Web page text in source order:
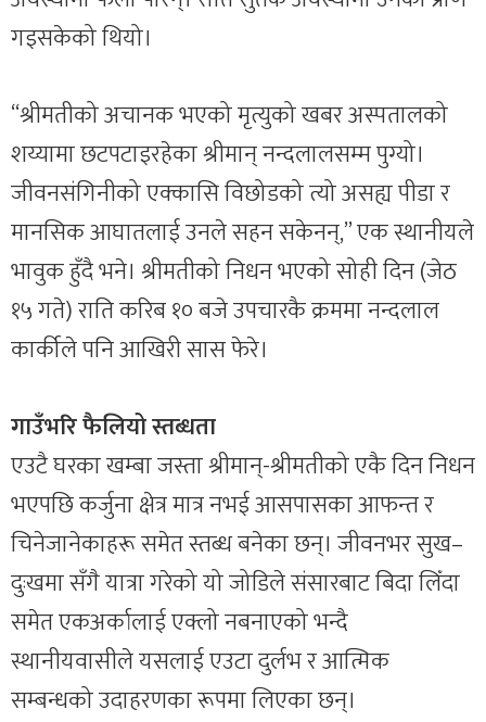
गइसकेको थियो।
“श्रीमतीको अचानक भएको मृत्युको खबर अस्पतालको
शय्यामा छटपटाइरहेका श्रीमान् नन्दलालसम्म पुग्यो।
जीवनसंगिनीको एक्कासि विछोडको त्यो असह्य पीडा र
मानसिक आघातलाई उनले सहन सकेनन्,” एक स्थानीयले
भावुक हुँदै भने। श्रीमतीको निधन भएको सोही दिन (जेठ
१५ गते) राति करिब १० बजे उपचारकै क्रममा नन्दलाल
कार्कीले पनि आखिरी सास फेरे।
गाउँभरि फैलियो स्तब्धता
एउटै घरका खम्बा जस्ता श्रीमान्-श्रीमतीको एकै दिन निधन
भएपछि कर्जुना क्षेत्र मात्र नभई आसपासका आफन्त र
चिनेजानेकाहरू समेत स्तब्ध बनेका छन्। जीवनभर सुख–
दुःखमा सँगै यात्रा गरेको यो जोडिले संसारबाट बिदा लिँदा
समेत एकअर्कालाई एक्लो नबनाएको भन्दै
स्थानीयवासीले यसलाई एउटा दुर्लभ र आत्मिक
सम्बन्धको उदाहरणका रूपमा लिएका छन्।